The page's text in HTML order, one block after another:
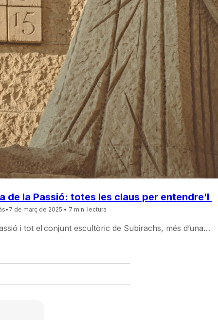
de la Passió: totes les claus per entendre’l
• 7 de març de 2025 • 7 min. lectura
i tot el conjunt escultòric de Subirachs, més d’una…